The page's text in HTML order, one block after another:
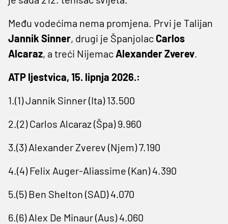
Među vodećima nema promjena. Prvi je Talijan
Jannik Sinner, drugi je Španjolac Carlos
Alcaraz, a treći Nijemac Alexander Zverev.
ATP ljestvica, 15. lipnja 2026.:
1.(1) Jannik Sinner (Ita) 13.500
2.(2) Carlos Alcaraz (Špa) 9.960
3.(3) Alexander Zverev (Njem) 7.190
4.(4) Felix Auger-Aliassime (Kan) 4.390
5.(5) Ben Shelton (SAD) 4.070
6.(6) Alex De Minaur (Aus) 4.060